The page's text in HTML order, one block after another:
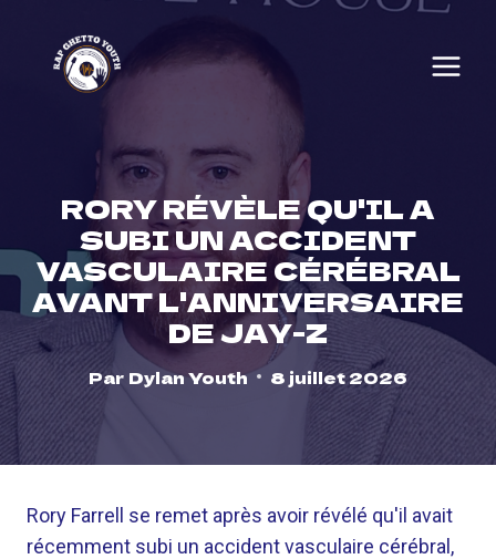
content
RORY RÉVÈLE QU'IL A
SUBI UN ACCIDENT
VASCULAIRE CÉRÉBRAL
AVANT L'ANNIVERSAIRE
DE JAY-Z
Par Dylan Youth 8 juillet 2026
Rory Farrell se remet après avoir révélé qu'il avait
récemment subi un accident vasculaire cérébral,